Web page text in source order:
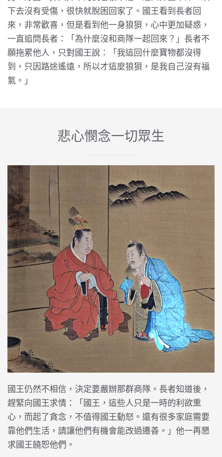
下去沒有受傷，很快就脫困回家了。國王看到長者回
來，非常歡喜，但是看到他一身狼狽，心中更加疑惑，
一直追問長者：「為什麼沒和商隊一起回來？」長者不
願拖累他人，只對國王說：「我這回什麼寶物都沒得
到，只因路途遙遠，所以才這麼狼狽，是我自己沒有福
氣。」
悲心憫念一切眾生
國王仍然不相信，決定要嚴辦那群商隊。長者知道後，
趕緊向國王求情：「國王，這些人只是一時的利欲熏
心，而起了貪念，不值得國王動怒。還有很多家庭需要
靠他們生活，請讓他們有機會能改過遷善。」他一再懇
求國王饒恕他們。